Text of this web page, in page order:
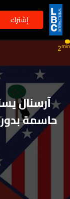
إشترك
آرسنال
حاسمة
2min